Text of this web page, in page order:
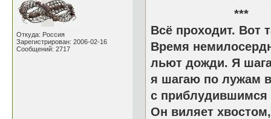
Откуда: Россия
Зарегистрирован: 2006-02-16
Сообщений: 2717
Всё проходит. Вот
Время
льют дожди. Я
я шагаю по лужам
с приблудившимся
Он виляет